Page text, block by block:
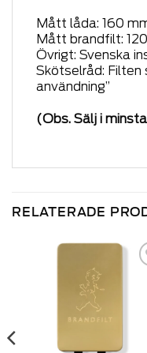
Mått låda: 160
Mått brandfilt:
Övrigt: Svenska
Skötselråd:
användning”
(Obs. Sälj i
RELATERADE